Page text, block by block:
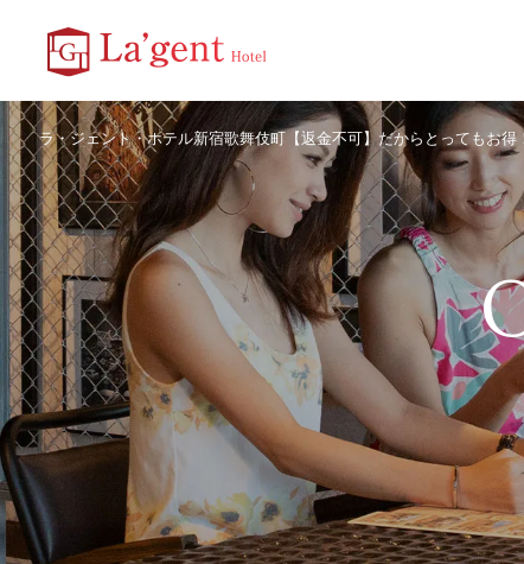
ラ・ジェント・ホテル新宿歌舞伎町【返金不可】だからとってもお